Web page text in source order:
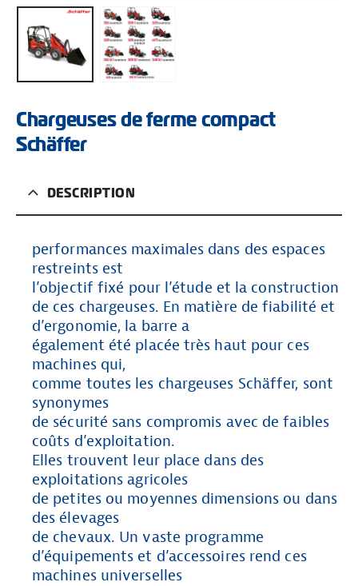
Chargeuses de ferme compact
Schäffer
DESCRIPTION
performances maximales dans des espaces
restreints est
l’objectif fixé pour l’étude et la construction
de ces chargeuses. En matière de fiabilité et
d’ergonomie, la barre a
également été placée très haut pour ces
machines qui,
comme toutes les chargeuses Schäffer, sont
synonymes
de sécurité sans compromis avec de faibles
coûts d’exploitation.
Elles trouvent leur place dans des
exploitations agricoles
de petites ou moyennes dimensions ou dans
des élevages
de chevaux. Un vaste programme
d’équipements et d’accessoires rend ces
machines universelles